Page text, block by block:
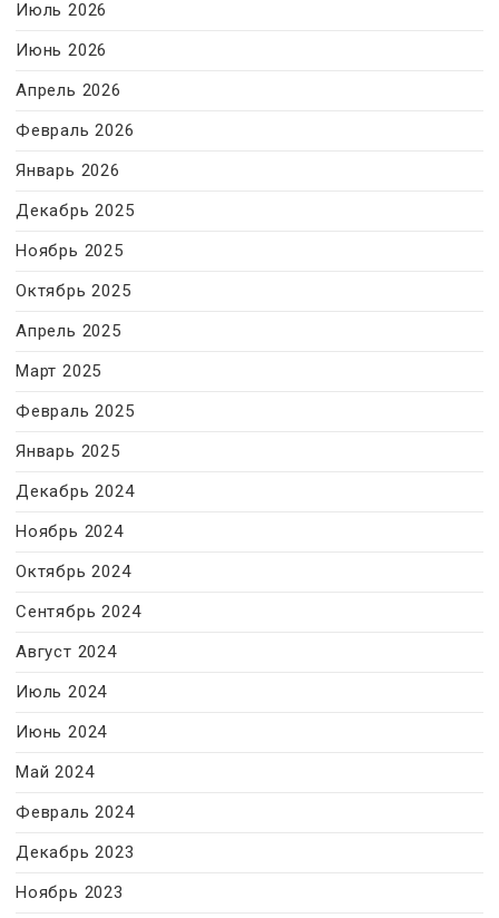
Июль 2026
Июнь 2026
Апрель 2026
Февраль 2026
Январь 2026
Декабрь 2025
Ноябрь 2025
Октябрь 2025
Апрель 2025
Март 2025
Февраль 2025
Январь 2025
Декабрь 2024
Ноябрь 2024
Октябрь 2024
Сентябрь 2024
Август 2024
Июль 2024
Июнь 2024
Май 2024
Февраль 2024
Декабрь 2023
Ноябрь 2023